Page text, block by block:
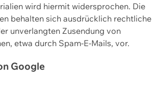
wird hiermit widersprochen. Die
behalten sich ausdrücklich rechtliche
unverlangten Zusendung von
etwa durch Spam-E-Mails, vor.
Google